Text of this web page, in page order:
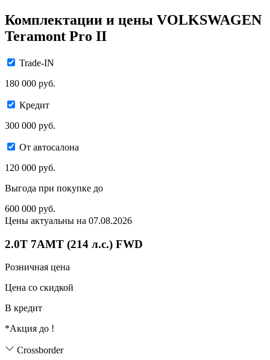
Комплектации и цены VOLKSWAGEN
Teramont Pro II
Trade-IN
180 000 руб.
Кредит
300 000 руб.
От автосалона
120 000 руб.
Выгода при покупке до
600 000 руб.
Цены актуальны на 07.08.2026
2.0T 7AMT (214 л.с.) FWD
Розничная цена
Цена со скидкой
В кредит
*Акция до !
Crossborder